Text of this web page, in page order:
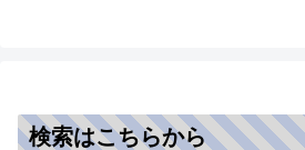
検索はこちらから